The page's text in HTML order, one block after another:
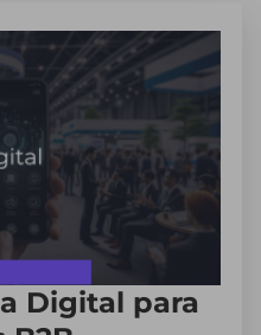
Digital para